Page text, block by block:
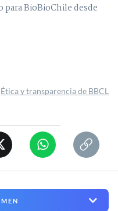
BioBioChile desde
Ética y transparencia de BBCL